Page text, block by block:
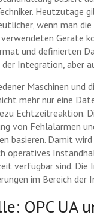
Heutzutage
wenn man
und definierten
Integration, aber
Maschinen
mehr nur eine
Echtzeitreaktion.
von Fehlalarmen
basieren. Damit
operatives
verfügbar sind.
im Bereich der
OPC UA